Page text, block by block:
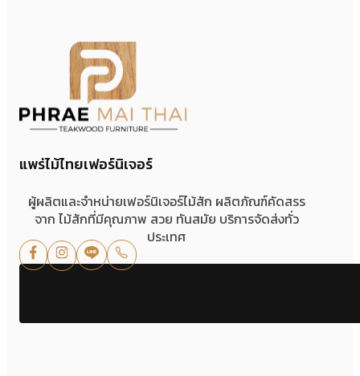
แพร่ไม้ไทยเฟอร์นิเจอร์
ผู้ผลิตและจำหน่ายเฟอร์นิเจอร์ไม้สัก ผลิตภัณฑ์คัดสรร
จาก ไม้สักที่มีคุณภาพ สวย ทันสมัย บริการจัดส่งทั่ว
ประเทศ